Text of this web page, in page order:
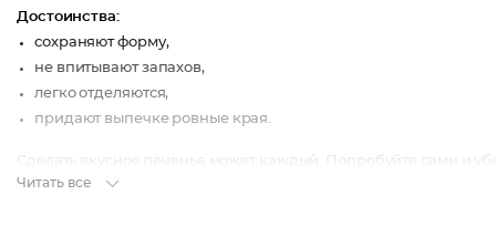
Достоинства:
сохраняют форму,
не впитывают запахов,
легко отделяются,
придают выпечке ровные края.
Сделать вкусное печенье может каждый. Попробуйте сами и
Читать все